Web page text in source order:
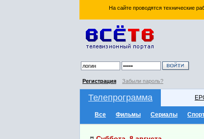
На сайте проводятся технические
Регистрация Забыли пароль?
Телепрограмма
Все Фильмы Сериалы